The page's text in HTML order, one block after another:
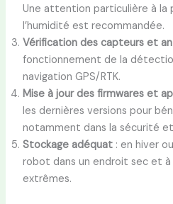
Une attention particulière à
l’humidité est recommandée.
Vérification des capteurs et
fonctionnement de la
navigation GPS/RTK.
Mise à jour des firmwares et
les dernières versions pour
notamment dans la sécurité et
Stockage adéquat: en hiver
robot dans un endroit sec et à
extrêmes.